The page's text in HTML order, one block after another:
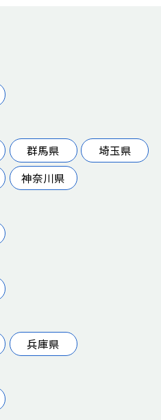
群馬県
埼玉県
神奈川県
兵庫県